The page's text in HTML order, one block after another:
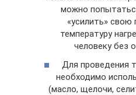
можно
«усилить»
температуру
человеку без
Для проведения
необходимо
(масло, щелочи,